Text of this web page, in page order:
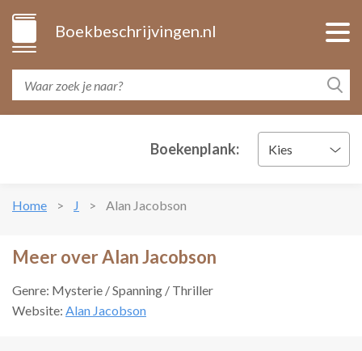
Boekbeschrijvingen.nl
Boekenplank: Kies
Home J Alan Jacobson
Meer over Alan Jacobson
Genre: Mysterie / Spanning / Thriller
Website: Alan Jacobson